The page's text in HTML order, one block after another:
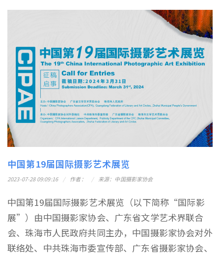
中国第19届国际摄影艺术展览
2023-07-28 09:09:16 作者： 来源：中国摄影家协会
中国第19届国际摄影艺术展览（以下简称“国际影
展”）由中国摄影家协会、广东省文学艺术界联合
会、珠海市人民政府共同主办，中国摄影家协会对外
联络处、中共珠海市委宣传部、广东省摄影家协会、